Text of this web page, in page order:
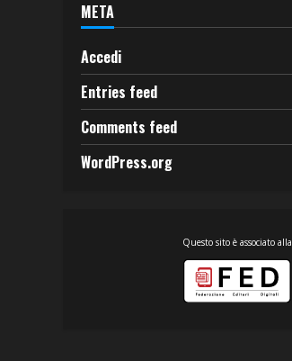
META
Accedi
Entries feed
Comments feed
WordPress.org
Questo sito è associato alla